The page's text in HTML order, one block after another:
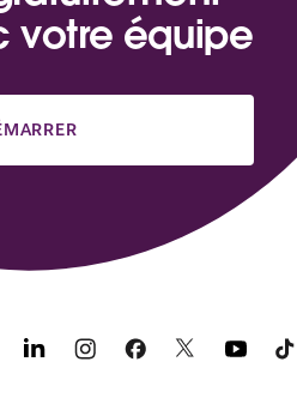
votre équipe